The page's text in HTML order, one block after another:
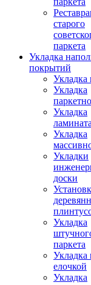
старого
паркета
Укладка
покрытий
Укладка
Укладка
Укладка
ламината
Укладка
Укладки
доски
Укладка
паркета
Укладка
елочкой
Укладка